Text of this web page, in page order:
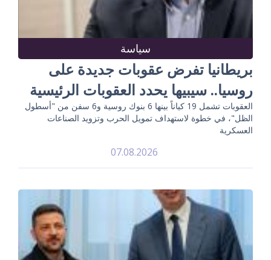
سياسة
بريطانيا تفرض عقوبات جديدة على
روسيا.. سيبيها يحدد العقوبات الرئيسية
العقوبات تشمل 19 كياناً بينها 6 بنوك روسية و6 سفن من "أسطول
الظل"، في خطوة لاستهداف تمويل الحرب وتزويد الصناعات
العسكرية
07.08.2026